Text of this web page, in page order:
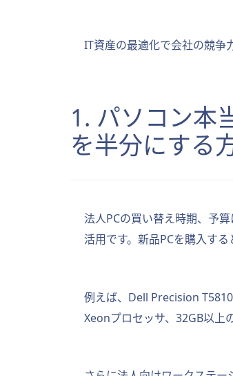
IT資産の最適化で会社の競争
1. パソコン本
を半分にする
法人PCの買い替え時期、予
活用です。新品PCを購入す
例えば、Dell Precision
Xeonプロセッサ、32GB以上